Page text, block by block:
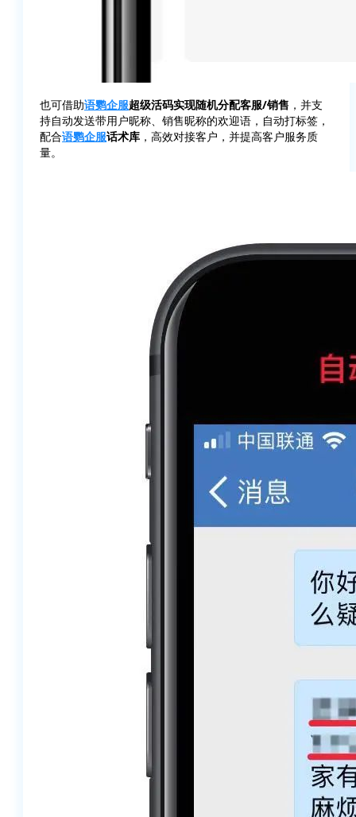
也可借助语鹦企服超级活码实现随机分配客服/销售 ，并支
持自动发送带用户昵称、销售昵称的欢迎语，自动打标签，
配合语鹦企服话术库 ，高效对接客户，并提高客户服务质
量。